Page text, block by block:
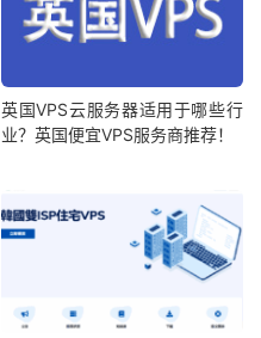
英国VPS云服务器适用于哪些行
业？英国便宜VPS服务商推荐！